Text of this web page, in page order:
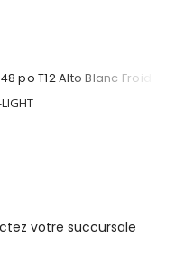
po T12 Alto Blanc Froid
votre succursale